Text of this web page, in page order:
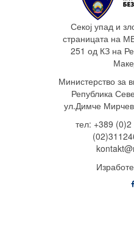
Секој упад и
страницата на
251 од КЗ на
Министерство за
Република
ул.Димче
тел: +389